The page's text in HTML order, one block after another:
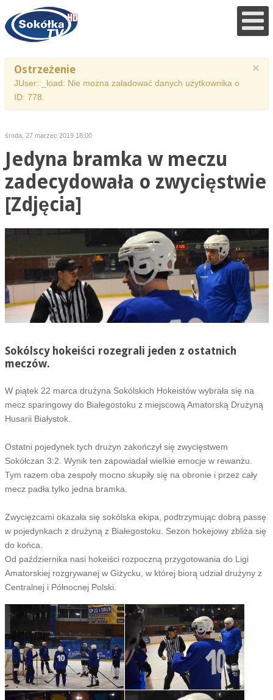
×
Ostrzeżenie
JUser::_load: Nie można załadować danych użytkownika o
ID: 778.
środa, 27 marzec 2019 18:00
Jedyna bramka w meczu
zadecydowała o zwycięstwie
[Zdjęcia]
Sokólscy hokeiści rozegrali jeden z ostatnich
meczów.
W piątek 22 marca drużyna Sokólskich Hokeistów wybrała się na
mecz sparingowy do Białegostoku z miejscową Amatorską Drużyną
Husarii Białystok.
Ostatni pojedynek tych drużyn zakończył się zwycięstwem
Sokółczan 3:2. Wynik ten zapowiadał wielkie emocje w rewanżu.
Tym razem oba zespoły mocno skupiły się na obronie i przez cały
mecz padła tylko jedna bramka.
Zwycięzcami okazała się sokólska ekipa, podtrzymując dobrą passę
w pojedynkach z drużyną z Białegostoku. Sezon hokejowy zbliża się
do końca.
Od października nasi hokeiści rozpoczną przygotowania do Ligi
Amatorskiej rozgrywanej w Giżycku, w której biorą udział drużyny z
Centralnej i Północnej Polski.